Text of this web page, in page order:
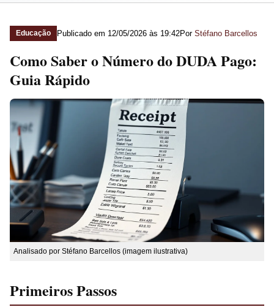
Educação Publicado em 12/05/2026 às 19:42Por Stéfano Barcellos
Como Saber o Número do DUDA Pago:
Guia Rápido
Analisado por Stéfano Barcellos (imagem ilustrativa)
Primeiros Passos